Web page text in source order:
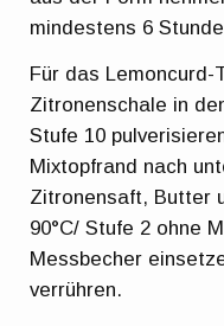
mindestens 6
Für das Lemoncurd-
Zitronenschale in
Stufe 10
Mixtopfrand nach
Zitronensaft, Butter
90°C/ Stufe 2 ohne
Messbecher
verrühren.